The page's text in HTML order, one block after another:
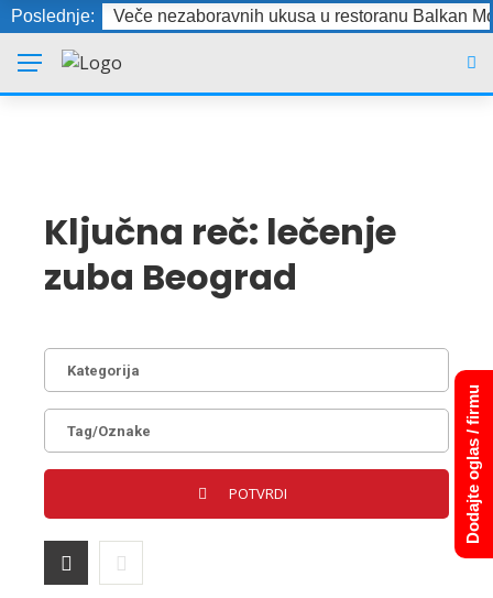
Poslednje: Veče nezaboravnih ukusa u restoranu Balkan
Ključna reč: lečenje
zuba Beograd
Dodajte oglas / firmu